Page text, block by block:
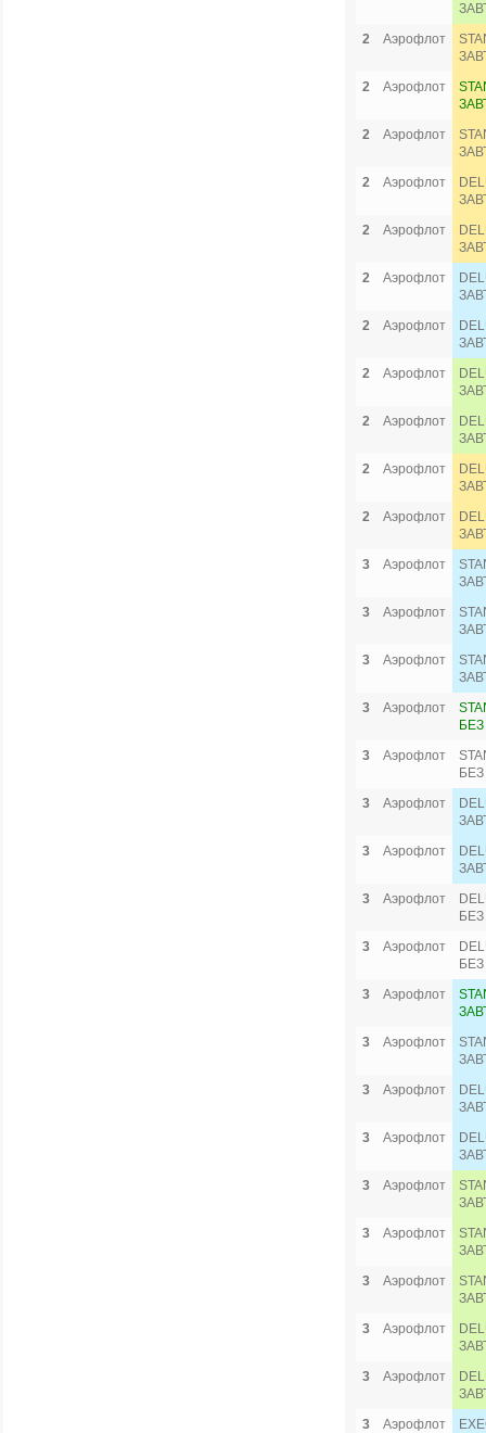
2
Аэрофлот
2
Аэрофлот
2
Аэрофлот
2
Аэрофлот
2
Аэрофлот
2
Аэрофлот
2
Аэрофлот
2
Аэрофлот
2
Аэрофлот
2
Аэрофлот
2
Аэрофлот
3
Аэрофлот
3
Аэрофлот
3
Аэрофлот
3
Аэрофлот
3
Аэрофлот
3
Аэрофлот
3
Аэрофлот
3
Аэрофлот
3
Аэрофлот
3
Аэрофлот
3
Аэрофлот
3
Аэрофлот
3
Аэрофлот
3
Аэрофлот
3
Аэрофлот
3
Аэрофлот
3
Аэрофлот
3
Аэрофлот
3
Аэрофлот